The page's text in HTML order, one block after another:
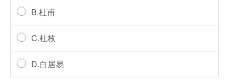
B.杜甫
C.杜枚
D.白居易